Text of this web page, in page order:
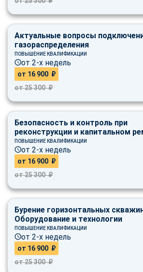
Актуальные вопросы
газораспределения
ПОВЫШЕНИЕ КВАЛИФИКАЦИИ
от 2-х недель
от 16 900 ₽
от 25 300 ₽
Безопасность и контроль при
реконструкции и капитальном
ПОВЫШЕНИЕ КВАЛИФИКАЦИИ
от 2-х недель
от 16 900 ₽
от 25 300 ₽
Бурение горизонтальных
Оборудование и технологии
ПОВЫШЕНИЕ КВАЛИФИКАЦИИ
от 2-х недель
от 16 900 ₽
от 25 300 ₽